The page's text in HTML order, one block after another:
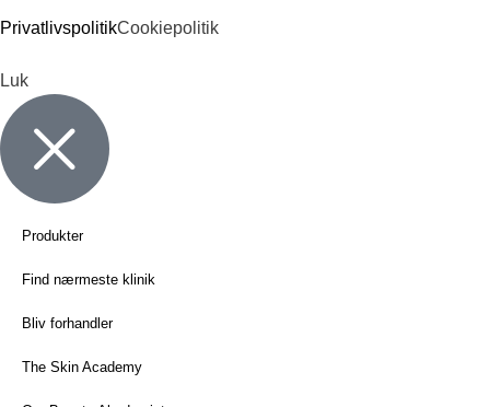
PrivatlivspolitikCookiepolitik
Luk
Produkter
Find nærmeste klinik
Bliv forhandler
The Skin Academy